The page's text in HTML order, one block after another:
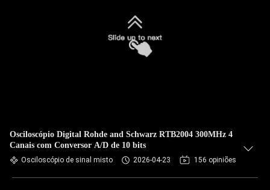
Osciloscópio Digital Rohde and Schwarz RTB2004 300MHz 4
Canais com Conversor A/D de 10 bits
Osciloscópio de sinal misto 2026-04-23 156 opiniões